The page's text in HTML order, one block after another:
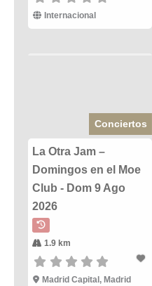
Internacional
Conciertos
La Otra Jam –
Domingos en el Moe
Club - Dom 9 Ago
2026
1.9 km
Madrid Capital, Madrid